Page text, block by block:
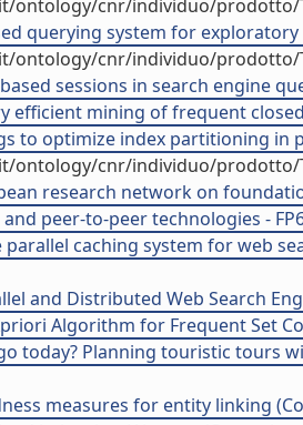
ontology/cnr/individuo/prodotto/
querying system for
ontology/cnr/individuo/prodotto/
sessions in search engine
efficient mining of frequent
to optimize index partitioning in
ontology/cnr/individuo/prodotto/
research network on
peer-to-peer technologies -
parallel caching system for web
and Distributed Web Search
Algorithm for Frequent Set
today? Planning touristic tours
measures for entity linking